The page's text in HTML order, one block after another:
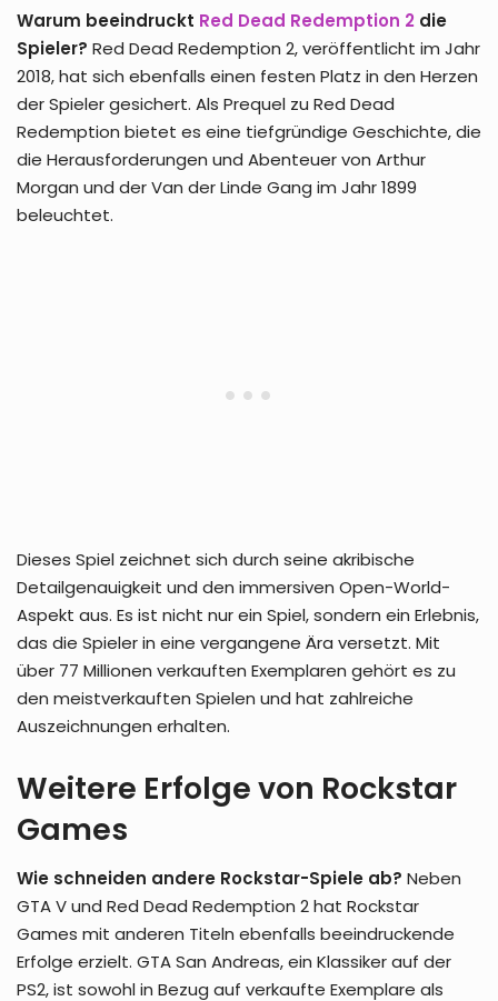
Warum beeindruckt Red Dead Redemption 2 die
Spieler? Red Dead Redemption 2, veröffentlicht im Jahr
2018, hat sich ebenfalls einen festen Platz in den Herzen
der Spieler gesichert. Als Prequel zu Red Dead
Redemption bietet es eine tiefgründige Geschichte, die
die Herausforderungen und Abenteuer von Arthur
Morgan und der Van der Linde Gang im Jahr 1899
beleuchtet.
Dieses Spiel zeichnet sich durch seine akribische
Detailgenauigkeit und den immersiven Open-World-
Aspekt aus. Es ist nicht nur ein Spiel, sondern ein Erlebnis,
das die Spieler in eine vergangene Ära versetzt. Mit
über 77 Millionen verkauften Exemplaren gehört es zu
den meistverkauften Spielen und hat zahlreiche
Auszeichnungen erhalten.
Weitere Erfolge von Rockstar
Games
Wie schneiden andere Rockstar-Spiele ab? Neben
GTA V und Red Dead Redemption 2 hat Rockstar
Games mit anderen Titeln ebenfalls beeindruckende
Erfolge erzielt. GTA San Andreas, ein Klassiker auf der
PS2, ist sowohl in Bezug auf verkaufte Exemplare als